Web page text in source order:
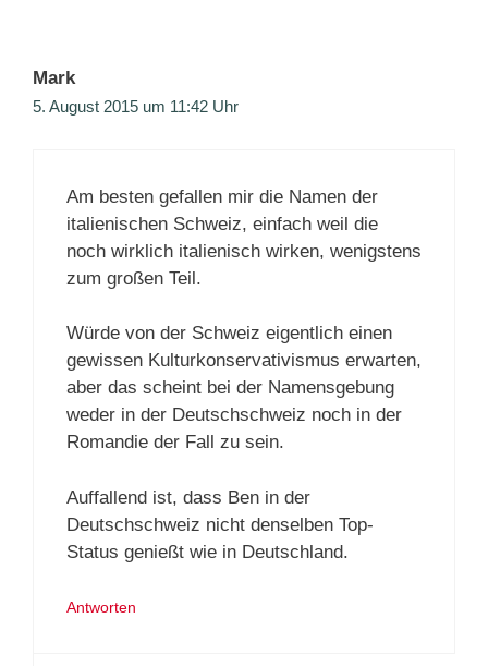
Mark
5. August 2015 um 11:42 Uhr
Am besten gefallen mir die Namen der
italienischen Schweiz, einfach weil die
noch wirklich italienisch wirken, wenigstens
zum großen Teil.
Würde von der Schweiz eigentlich einen
gewissen Kulturkonservativismus erwarten,
aber das scheint bei der Namensgebung
weder in der Deutschschweiz noch in der
Romandie der Fall zu sein.
Auffallend ist, dass Ben in der
Deutschschweiz nicht denselben Top-
Status genießt wie in Deutschland.
Antworten